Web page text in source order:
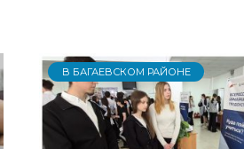
В БАГАЕВСКОМ РАЙОНЕ